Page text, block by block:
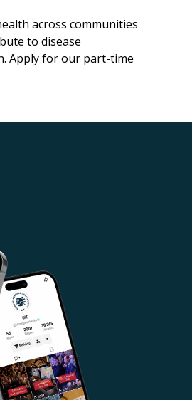
across communities
to disease
Apply for our part-time